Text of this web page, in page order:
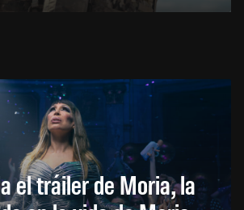
el tráiler de Moria, la